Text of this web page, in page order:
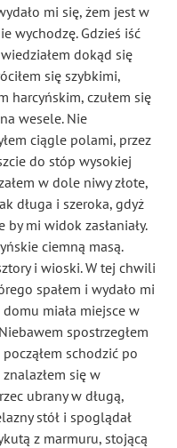
mi się, żem jest w
wychodzę. Gdzieś iść
dokąd się
się szybkimi,
harcyńskim, czułem się
wesele. Nie
ciągle polami, przez
do stóp wysokiej
w dole niwy złote,
długa i szeroka, gdyż
mi widok zasłaniały.
ciemną masą.
i wioski. W tej chwili
spałem i wydało mi
miała miejsce w
spostrzegłem
schodzić po
się w
ubrany w długą,
stół i spoglądał
z marmuru, stojącą